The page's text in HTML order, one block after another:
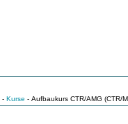
- Kurse - Aufbaukurs CTR/AMG (CTR/